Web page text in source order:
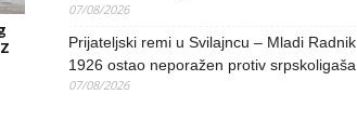
07/08/2026
Prijateljski remi u Svilajncu – Mladi Radnik
1926 ostao neporažen protiv srpskoligaša
07/08/2026